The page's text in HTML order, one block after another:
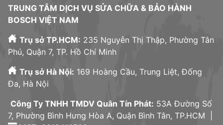
TRUNG TÂM DỊCH VỤ SỬA CHỮA & BẢO HÀNH
BOSCH VIỆT NAM
Trụ sở TP.HCM: 235 Nguyễn Thị Thập, Phường Tân
Phú, Quận 7, TP. Hồ Chí Minh
Trụ sở Hà Nội: 169 Hoàng Cầu, Trung Liệt, Đống
Đa, Hà Nội
Công Ty TNHH TMDV Quân Tín Phát: 53A Đường Số
7, Phường Bình Hưng Hòa A, Quận Bình Tân, TP.HCM |